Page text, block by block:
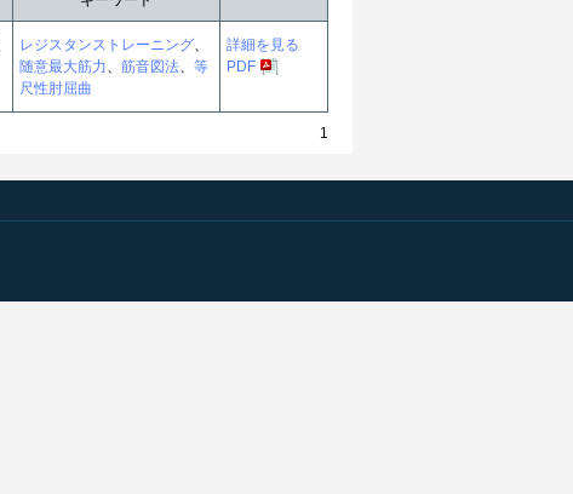
レジスタンストレーニング、
随意最大筋力、 筋音図法、 等
尺性肘屈曲
詳細を見る
PDF
1